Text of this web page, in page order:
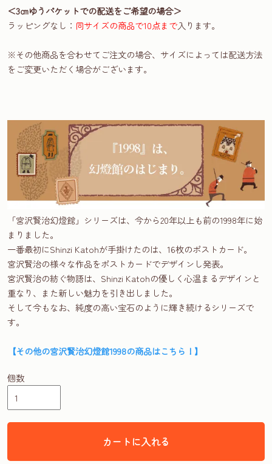
＜3㎝ゆうパケットでの配送をご希望の場合＞
ラッピングなし： 同サイズの商品で10点まで入ります。
※その他商品を合わせてご注文の場合、サイズによっては配送方法
をご変更いただく場合がございます。
「宮沢賢治幻燈館」シリーズは、今から20年以上も前の1998年に始
まりました。
一番最初にShinzi Katohが手掛けたのは、16枚のポストカード。
宮沢賢治の様々な作品をポストカードでデザインし発表。
宮沢賢治の紡ぐ物語は、Shinzi Katohの優しく心温まるデザインと
重なり、また新しい魅力を引き出しました。
そして今もなお、純度の高い宝石のように輝き続けるシリーズで
す。
【その他の宮沢賢治幻燈館1998の商品はこちら！】
個数
カートに入れる